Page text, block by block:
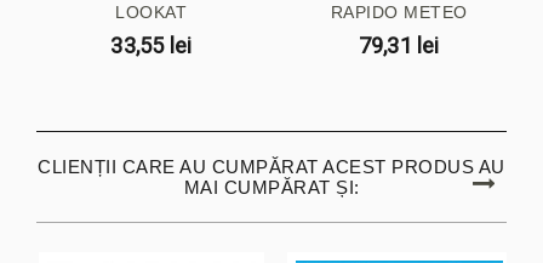
LOOKAT
33,55 lei
RAPIDO METEO
79,31 lei
CLIENȚII CARE AU CUMPĂRAT ACEST PRODUS AU
MAI CUMPĂRAT ȘI: